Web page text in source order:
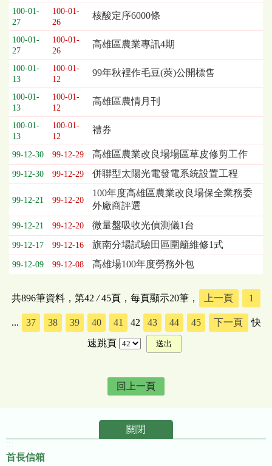
告
事
項
100-01-
27
100-01-
26
核酸定序6000條
100-01-
27
100-01-
26
高雄區農業專訊4期
100-01-
13
100-01-
12
99年秋裡作毛豆(莢)公開標售
100-01-
13
100-01-
12
高雄區農情月刊
100-01-
13
100-01-
12
禮券
99-12-30 99-12-29 高雄區農業改良場場區草皮修剪工作
99-12-30 99-12-29 併聯型太陽光電發電系統設置工程
99-12-21 99-12-20
100年度高雄區農業改良場保全業務委
外廠商評選
99-12-21 99-12-20 微量盤吸收光偵測儀1台
99-12-17 99-12-16 旗南分場試驗田區圍籬維修1式
99-12-09 99-12-08 高雄場100年度勞務外包
共896筆資料，第42 /45頁，每頁顯示20筆， 上一頁 1
... 37 38 39 40 41 42 43 44 45 下一頁
快
速跳頁
回上一頁
關閉
首長信箱